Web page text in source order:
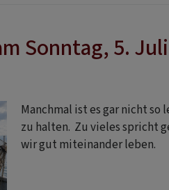
Sonntag, 5.
Manchmal ist es gar nicht
zu halten. Zu vieles spricht
wir gut miteinander leben.